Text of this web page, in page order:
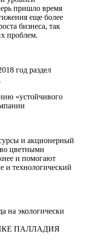
пришло время
еще более
бизнеса, так
проблем.
год раздел
«устойчивого
и акционерный
цветными
и помогают
и технологический
на экологически
ПАЛЛАДИЯ